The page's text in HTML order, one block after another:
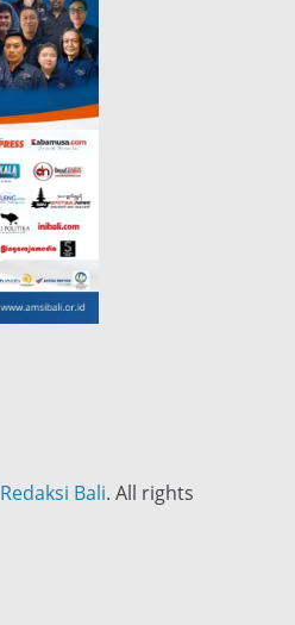
Redaksi Bali. All rights